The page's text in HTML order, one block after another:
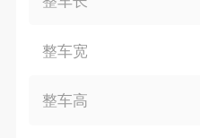
整车宽
整车高